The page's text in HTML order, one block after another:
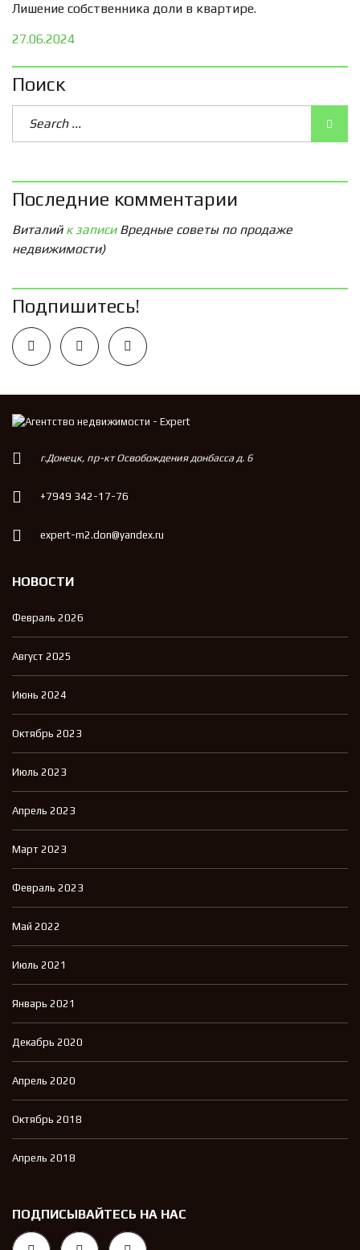
Лишение собственника доли в квартире.
27.06.2024
Поиск
Последние комментарии
Виталийк записи Вредные советы по продаже
недвижимости)
Подпишитесь!
г.Донецк, пр-кт Освобождения донбасса д. 6
+7949 342-17-76
expert-m2.don@yandex.ru
НОВОСТИ
Февраль 2026
Август 2025
Июнь 2024
Октябрь 2023
Июль 2023
Апрель 2023
Март 2023
Февраль 2023
Май 2022
Июль 2021
Январь 2021
Декабрь 2020
Апрель 2020
Октябрь 2018
Апрель 2018
ПОДПИСЫВАЙТЕСЬ НА НАС